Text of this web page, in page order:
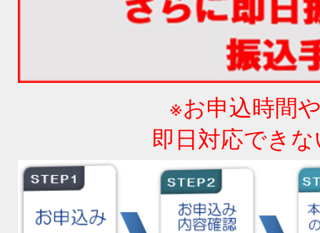
※お申込時間
即日対応でき